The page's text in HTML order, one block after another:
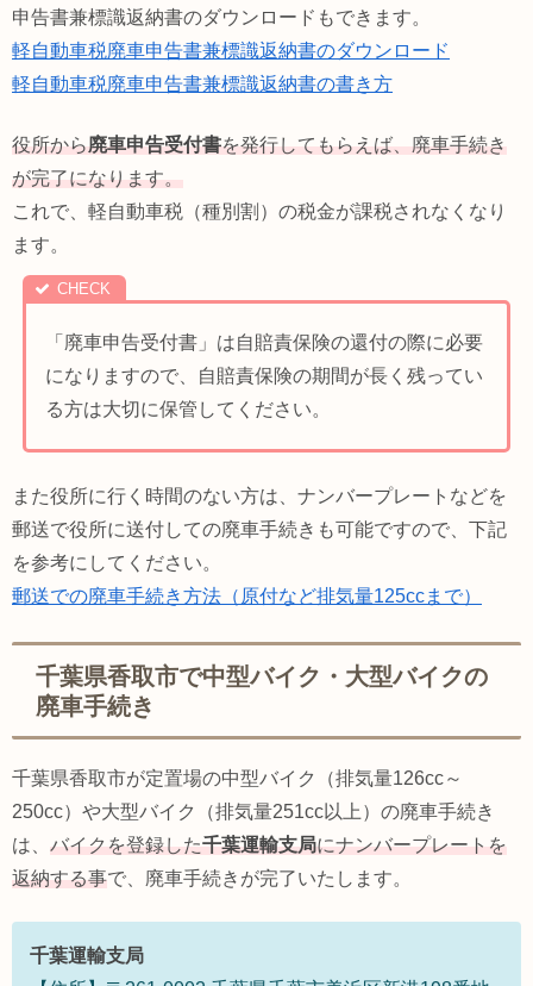
申告書兼標識返納書のダウンロードもできます。
軽自動車税廃車申告書兼標識返納書のダウンロード
軽自動車税廃車申告書兼標識返納書の書き方
役所から廃車申告受付書を発行してもらえば、廃車手続き
が完了になります。
これで、軽自動車税（種別割）の税金が課税されなくなり
ます。
「廃車申告受付書」は自賠責保険の還付の際に必要
になりますので、自賠責保険の期間が長く残ってい
る方は大切に保管してください。
また役所に行く時間のない方は、ナンバープレートなどを
郵送で役所に送付しての廃車手続きも可能ですので、下記
を参考にしてください。
郵送での廃車手続き方法（原付など排気量125ccまで）
千葉県香取市で中型バイク・大型バイクの
廃車手続き
千葉県香取市が定置場の中型バイク（排気量126cc～
250cc）や大型バイク（排気量251cc以上）の廃車手続き
は、 バイクを登録した千葉運輸支局にナンバープレートを
返納する事で、廃車手続きが完了いたします。
千葉運輸支局